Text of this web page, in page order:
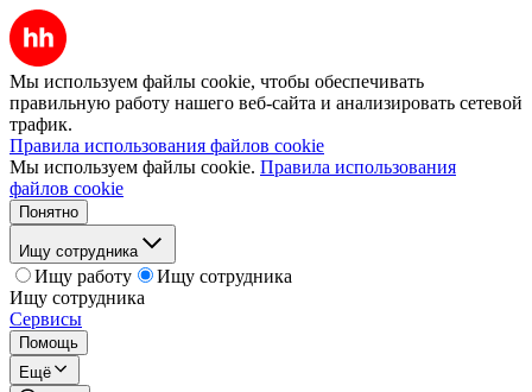
Мы используем файлы cookie, чтобы обеспечивать
правильную работу нашего веб-сайта и анализировать сетевой
трафик.
Правила использования файлов cookie
Мы используем файлы cookie. Правила использования
файлов cookie
Понятно
Ищу сотрудника
Ищу работу
Ищу сотрудника
Ищу сотрудника
Сервисы
Помощь
Ещё